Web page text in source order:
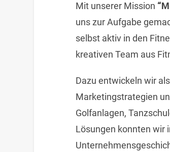
Mit unserer Mission
uns zur Aufgabe
selbst aktiv in den
kreativen Team aus
Dazu entwickeln wir
Marketingstrategien
Golfanlagen,
Lösungen konnten wir